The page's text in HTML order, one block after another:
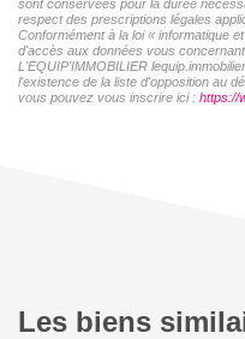
sont conservées pour la durée
respect des prescriptions légales
Conformément à la loi « informatique
d'accès aux données vous
L'EQUIP'IMMOBILIER
l'existence de la liste d'opposition au
vous pouvez vous inscrire ici : https://
Les biens